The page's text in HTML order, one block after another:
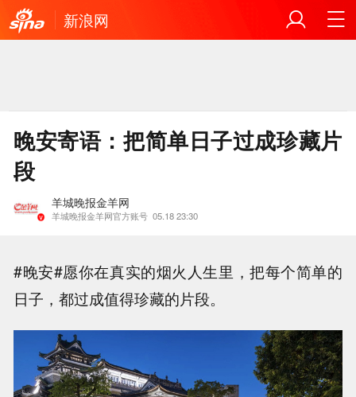
新浪网
晚安寄语：把简单日子过成珍藏片
段
羊城晚报金羊网
羊城晚报金羊网官方账号 05.18 23:30
#晚安#愿你在真实的烟火人生里，把每个简单的
日子，都过成值得珍藏的片段。